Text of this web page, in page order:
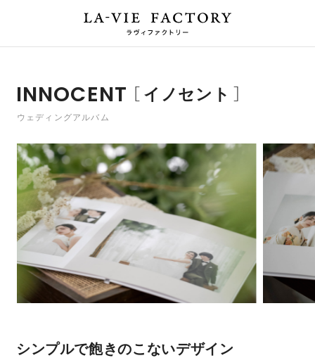
INNOCENT イノセント
ウェディングアルバム
シンプルで飽きのこないデザイン